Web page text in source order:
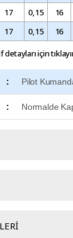
17 0,15 16
17 0,15 16
detayları için
: Pilot
: Normalde